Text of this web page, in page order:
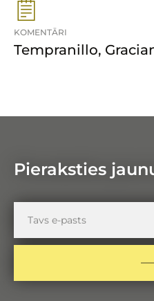
KOMENTĀRI
Tempranillo,
Pieraksties
pasts